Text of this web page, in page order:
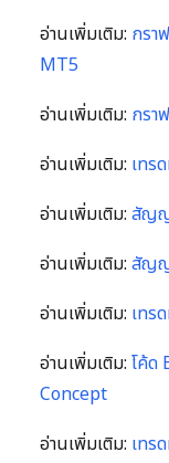
อ่านเพิ่มเติม: กรา
MT5
อ่านเพิ่มเติม: กรา
อ่านเพิ่มเติม: เทร
อ่านเพิ่มเติม: สัญ
อ่านเพิ่มเติม: สัญ
อ่านเพิ่มเติม: เทร
อ่านเพิ่มเติม: โค้ด
Concept
อ่านเพิ่มเติม: เทร